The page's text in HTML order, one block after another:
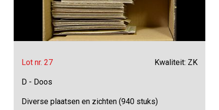
Lot nr. 27 Kwaliteit: ZK
D - Doos
Diverse plaatsen en zichten (940 stuks)